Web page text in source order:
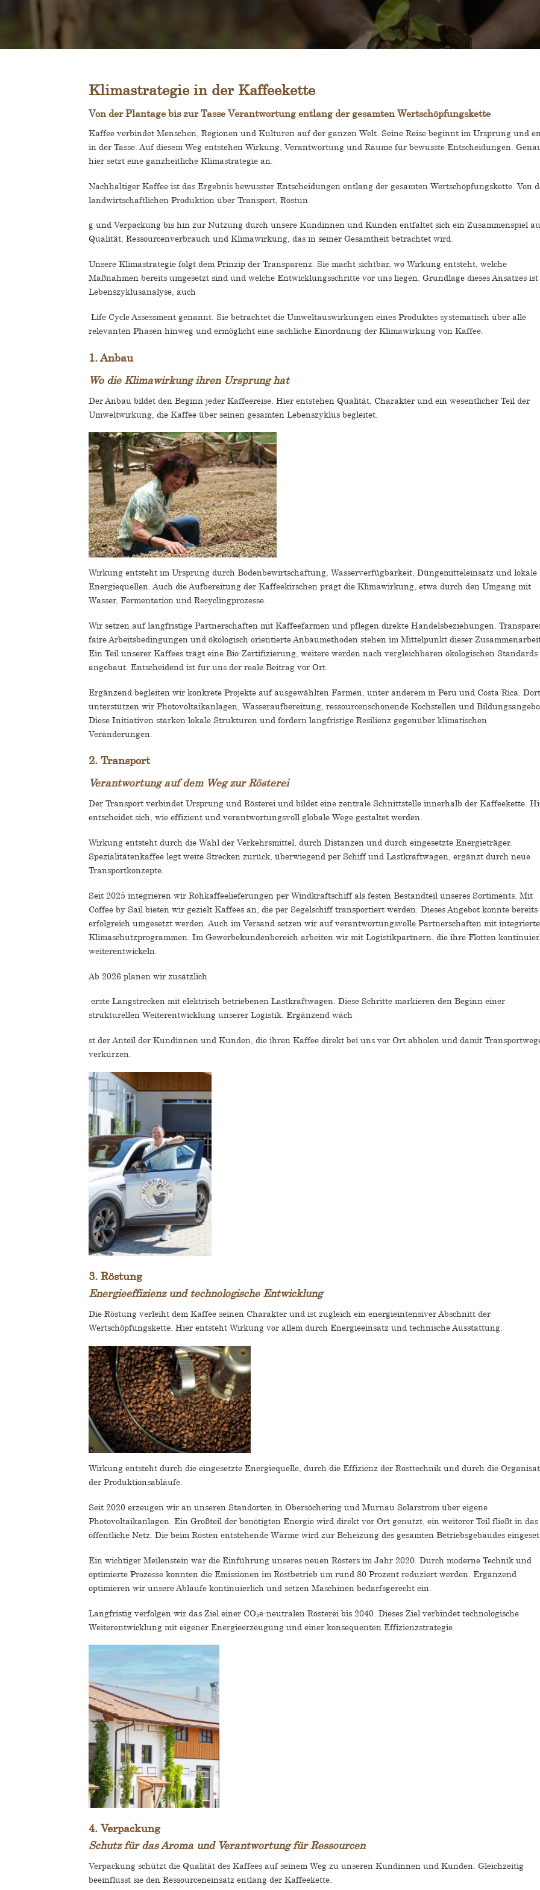
Klimastrategie in der Kaffeekette
Von der Plantage bis zur Tasse Verantwortung entlang der gesamten Wertschöpfungskette
Kaffee verbindet Menschen, Regionen und Kulturen auf der ganzen Welt. Seine Reise beginnt im Ursprung und
in der Tasse. Auf diesem Weg entstehen Wirkung, Verantwortung und Räume für bewusste Entscheidungen.
hier setzt eine ganzheitliche Klimastrategie an.
Nachhaltiger Kaffee ist das Ergebnis bewusster Entscheidungen entlang der gesamten Wertschöpfungskette. Von
landwirtschaftlichen Produktion über Transport, Röstun
g und Verpackung bis hin zur Nutzung durch unsere Kundinnen und Kunden entfaltet sich ein Zusammenspiel
Qualität, Ressourcenverbrauch und Klimawirkung, das in seiner Gesamtheit betrachtet wird.
Unsere Klimastrategie folgt dem Prinzip der Transparenz. Sie macht sichtbar, wo Wirkung entsteht, welche
Maßnahmen bereits umgesetzt sind und welche Entwicklungsschritte vor uns liegen. Grundlage dieses Ansatzes ist
Lebenszyklusanalyse, auch
Life Cycle Assessment genannt. Sie betrachtet die Umweltauswirkungen eines Produktes systematisch über alle
relevanten Phasen hinweg und ermöglicht eine sachliche Einordnung der Klimawirkung von Kaffee.
1. Anbau
Wo die Klimawirkung ihren Ursprung hat
Der Anbau bildet den Beginn jeder Kaffeereise. Hier entstehen Qualität, Charakter und ein wesentlicher Teil der
Umweltwirkung, die Kaffee über seinen gesamten Lebenszyklus begleitet.
Wirkung entsteht im Ursprung durch Bodenbewirtschaftung, Wasserverfügbarkeit, Düngemitteleinsatz und lokale
Energiequellen. Auch die Aufbereitung der Kaffeekirschen prägt die Klimawirkung, etwa durch den Umgang mit
Wasser, Fermentation und Recyclingprozesse.
Wir setzen auf langfristige Partnerschaften mit Kaffeefarmen und pflegen direkte Handelsbeziehungen.
faire Arbeitsbedingungen und ökologisch orientierte Anbaumethoden stehen im Mittelpunkt dieser
Ein Teil unserer Kaffees trägt eine Bio-Zertifizierung, weitere werden nach vergleichbaren ökologischen Standards
angebaut. Entscheidend ist für uns der reale Beitrag vor Ort.
Ergänzend begleiten wir konkrete Projekte auf ausgewählten Farmen, unter anderem in Peru und Costa Rica. Dort
unterstützen wir Photovoltaikanlagen, Wasseraufbereitung, ressourcenschonende Kochstellen und
Diese Initiativen stärken lokale Strukturen und fördern langfristige Resilienz gegenüber klimatischen
Veränderungen.
2. Transport
Verantwortung auf dem Weg zur Rösterei
Der Transport verbindet Ursprung und Rösterei und bildet eine zentrale Schnittstelle innerhalb der Kaffeekette.
entscheidet sich, wie effizient und verantwortungsvoll globale Wege gestaltet werden.
Wirkung entsteht durch die Wahl der Verkehrsmittel, durch Distanzen und durch eingesetzte Energieträger.
Spezialitätenkaffee legt weite Strecken zurück, überwiegend per Schiff und Lastkraftwagen, ergänzt durch neue
Transportkonzepte.
Seit 2025 integrieren wir Rohkaffeelieferungen per Windkraftschiff als festen Bestandteil unseres Sortiments. Mit
Coffee by Sail bieten wir gezielt Kaffees an, die per Segelschiff transportiert werden. Dieses Angebot konnte bereits
erfolgreich umgesetzt werden. Auch im Versand setzen wir auf verantwortungsvolle Partnerschaften mit
Klimaschutzprogrammen. Im Gewerbekundenbereich arbeiten wir mit Logistikpartnern, die ihre Flotten
weiterentwickeln.
Ab 2026 planen wir zusätzlich
erste Langstrecken mit elektrisch betriebenen Lastkraftwagen. Diese Schritte markieren den Beginn einer
strukturellen Weiterentwicklung unserer Logistik. Ergänzend wäch
st der Anteil der Kundinnen und Kunden, die ihren Kaffee direkt bei uns vor Ort abholen und damit
verkürzen.
3. Röstung
Energieeffizienz und technologische Entwicklung
Die Röstung verleiht dem Kaffee seinen Charakter und ist zugleich ein energieintensiver Abschnitt der
Wertschöpfungskette. Hier entsteht Wirkung vor allem durch Energieeinsatz und technische Ausstattung.
Wirkung entsteht durch die eingesetzte Energiequelle, durch die Effizienz der Rösttechnik und durch die
der Produktionsabläufe.
Seit 2020 erzeugen wir an unseren Standorten in Obersöchering und Murnau Solarstrom über eigene
Photovoltaikanlagen. Ein Großteil der benötigten Energie wird direkt vor Ort genutzt, ein weiterer Teil fließt in das
öffentliche Netz. Die beim Rösten entstehende Wärme wird zur Beheizung des gesamten Betriebsgebäudes
Ein wichtiger Meilenstein war die Einführung unseres neuen Rösters im Jahr 2020. Durch moderne Technik und
optimierte Prozesse konnten die Emissionen im Röstbetrieb um rund 80 Prozent reduziert werden. Ergänzend
optimieren wir unsere Abläufe kontinuierlich und setzen Maschinen bedarfsgerecht ein.
Langfristig verfolgen wir das Ziel einer CO₂e-neutralen Rösterei bis 2040. Dieses Ziel verbindet technologische
Weiterentwicklung mit eigener Energieerzeugung und einer konsequenten Effizienzstrategie.
4. Verpackung
Schutz für das Aroma und Verantwortung für Ressourcen
Verpackung schützt die Qualität des Kaffees auf seinem Weg zu unseren Kundinnen und Kunden. Gleichzeitig
beeinflusst sie den Ressourceneinsatz entlang der Kaffeekette.